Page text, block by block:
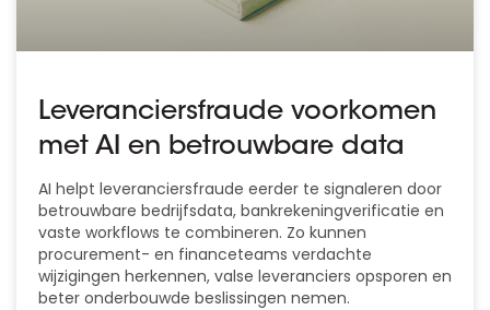
Leveranciersfraude voorkomen
met AI en betrouwbare data
AI helpt leveranciersfraude eerder te signaleren door
betrouwbare bedrijfsdata, bankrekeningverificatie en
vaste workflows te combineren. Zo kunnen
procurement- en financeteams verdachte
wijzigingen herkennen, valse leveranciers opsporen en
beter onderbouwde beslissingen nemen.